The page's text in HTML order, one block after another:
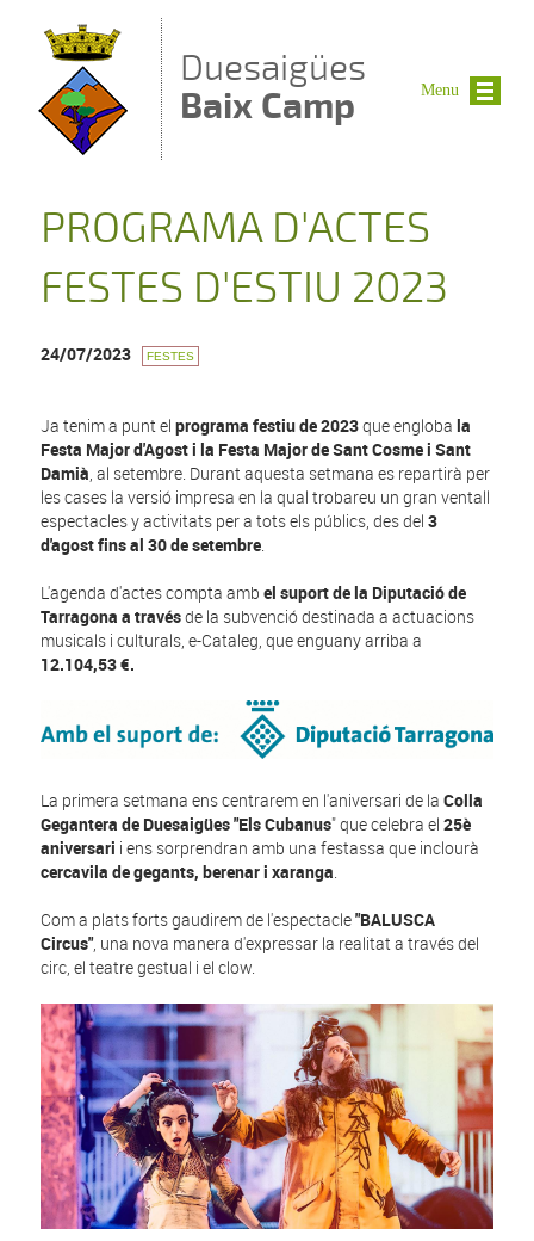
Duesaigües
Baix Camp
PROGRAMA D'ACTES
FESTES D'ESTIU 2023
24/07/2023 FESTES
Ja tenim a punt elprograma festiu de 2023que engloba la
Festa Major d'Agost i la Festa Major de Sant Cosme i Sant
Damià, al setembre. Durant aquesta setmana es repartirà per
les cases la versió impresa en la qual trobareu un gran ventall
espectacles y activitats per a tots els públics, des del3
d'agost fins al 30 de setembre.
L'agenda d'actes compta ambel suport de la Diputació de
Tarragona a travésde la subvenció destinada a actuacions
musicals i culturals, e-Cataleg, que enguany arriba a
12.104,53 €.
La primera setmana ens centrarem en l'aniversari de laColla
Gegantera de Duesaigües "Els Cubanus" que celebra el25è
aniversari i ens sorprendran amb una festassa que inclourà
cercavila de gegants, berenar i xaranga
Com a plats forts gaudirem de l'espectacle"BALUSCA
Circus", una nova manera d'expressar la realitat a través del
circ, el teatre gestual i el clow.
Menu